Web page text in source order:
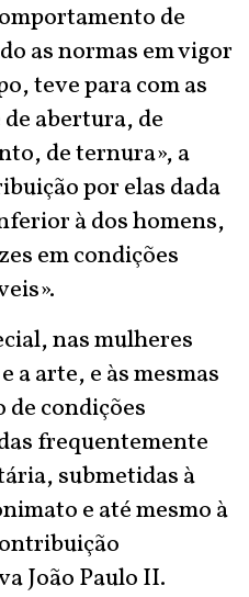
de
as normas em vigor
teve para com as
abertura, de
de ternura», a
por elas dada
à dos homens,
em condições
nas mulheres
a arte, e às mesmas
de condições
frequentemente
submetidas à
e até mesmo à
João Paulo II.